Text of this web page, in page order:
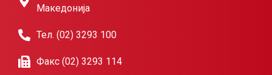
Македонија
Тел. (02) 3293 100
Факс (02) 3293 114